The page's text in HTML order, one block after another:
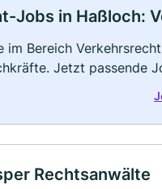
Jobs in Haßloch:
Bereich
Jetzt passende
Rechtsanwälte